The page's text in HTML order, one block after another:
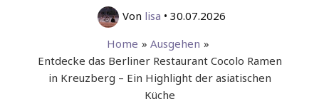
Von lisa • 30.07.2026
Home
Ausgehen
Entdecke das Berliner Restaurant Cocolo Ramen
in Kreuzberg – Ein Highlight der asiatischen
Küche